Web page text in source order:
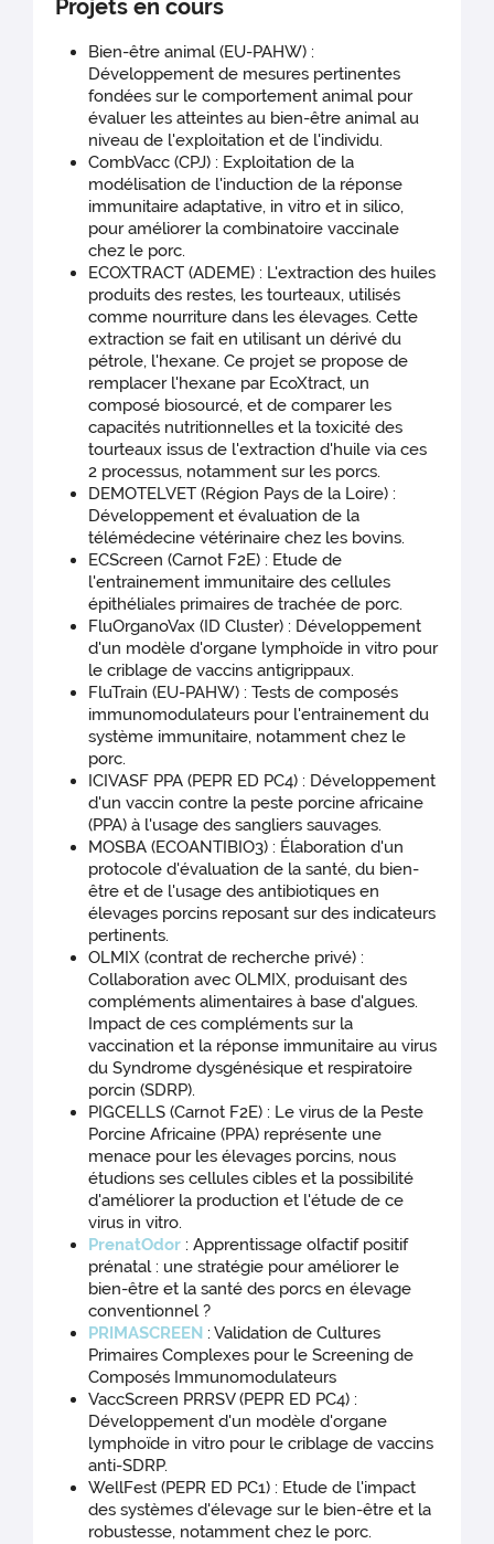
Projets en cours
Bien-être animal (EU-PAHW) :
Développement de mesures pertinentes
fondées sur le comportement animal pour
évaluer les atteintes au bien-être animal au
niveau de l'exploitation et de l'individu.
CombVacc (CPJ) : Exploitation de la
modélisation de l'induction de la réponse
immunitaire adaptative, in vitro et in silico,
pour améliorer la combinatoire vaccinale
chez le porc.
ECOXTRACT (ADEME) : L'extraction des huiles
produits des restes, les tourteaux, utilisés
comme nourriture dans les élevages. Cette
extraction se fait en utilisant un dérivé du
pétrole, l'hexane. Ce projet se propose de
remplacer l'hexane par EcoXtract, un
composé biosourcé, et de comparer les
capacités nutritionnelles et la toxicité des
tourteaux issus de l'extraction d'huile via ces
2 processus, notamment sur les porcs.
DEMOTELVET (Région Pays de la Loire) :
Développement et évaluation de la
télémédecine vétérinaire chez les bovins.
ECScreen (Carnot F2E) : Etude de
l'entrainement immunitaire des cellules
épithéliales primaires de trachée de porc.
FluOrganoVax (ID Cluster) : Développement
d'un modèle d'organe lymphoïde in vitro pour
le criblage de vaccins antigrippaux.
FluTrain (EU-PAHW) : Tests de composés
immunomodulateurs pour l'entrainement du
système immunitaire, notamment chez le
porc.
ICIVASF PPA (PEPR ED PC4) : Développement
d'un vaccin contre la peste porcine africaine
(PPA) à l'usage des sangliers sauvages.
MOSBA (ECOANTIBIO3) : Élaboration d'un
protocole d'évaluation de la santé, du bien-
être et de l'usage des antibiotiques en
élevages porcins reposant sur des indicateurs
pertinents.
OLMIX (contrat de recherche privé) :
Collaboration avec OLMIX, produisant des
compléments alimentaires à base d'algues.
Impact de ces compléments sur la
vaccination et la réponse immunitaire au virus
du Syndrome dysgénésique et respiratoire
porcin (SDRP).
PIGCELLS (Carnot F2E) : Le virus de la Peste
Porcine Africaine (PPA) représente une
menace pour les élevages porcins, nous
étudions ses cellules cibles et la possibilité
d'améliorer la production et l'étude de ce
virus in vitro.
PrenatOdor : Apprentissage olfactif positif
prénatal : une stratégie pour améliorer le
bien-être et la santé des porcs en élevage
conventionnel ?
PRIMASCREEN : Validation de Cultures
Primaires Complexes pour le Screening de
Composés Immunomodulateurs
VaccScreen PRRSV (PEPR ED PC4) :
Développement d'un modèle d'organe
lymphoïde in vitro pour le criblage de vaccins
anti-SDRP.
WellFest (PEPR ED PC1) : Etude de l'impact
des systèmes d'élevage sur le bien-être et la
robustesse, notamment chez le porc.